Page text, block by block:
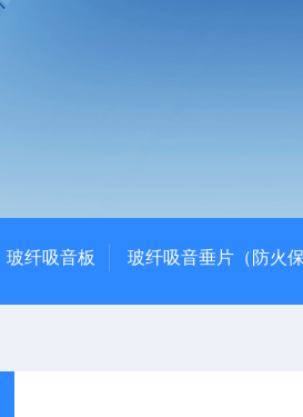
玻纤吸音板 玻纤吸音垂片（防火